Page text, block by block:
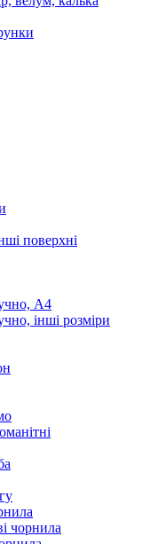
поверхні
А4
інші розміри
чорнила